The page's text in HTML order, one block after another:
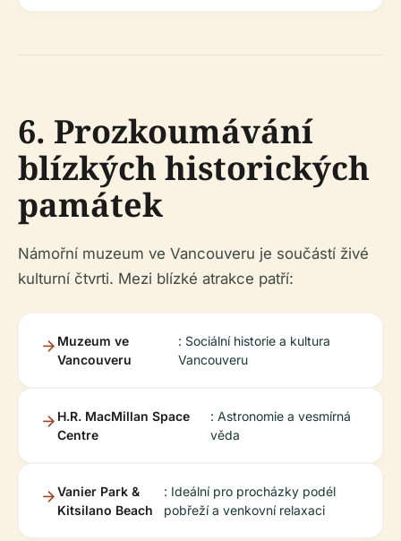
6. Prozkoumávání
blízkých historických
památek
Námořní muzeum ve Vancouveru je součástí živé
kulturní čtvrti. Mezi blízké atrakce patří:
Muzeum ve
Vancouveru
: Sociální historie a kultura
Vancouveru
H.R. MacMillan Space
Centre
: Astronomie a vesmírná
věda
Vanier Park &
Kitsilano Beach
: Ideální pro procházky podél
pobřeží a venkovní relaxaci